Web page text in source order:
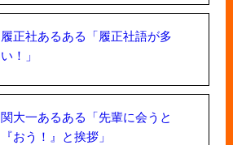
履正社あるある「履正社語が多
い！」
関大一あるある「先輩に会うと
『おう！』と挨拶」